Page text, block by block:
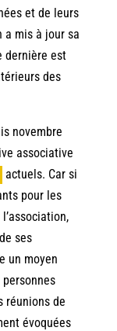
et de leurs
a mis à jour sa
dernière est
des
novembre
associative
actuels. Car si
pour les
ses
un moyen
réunions de
évoquées